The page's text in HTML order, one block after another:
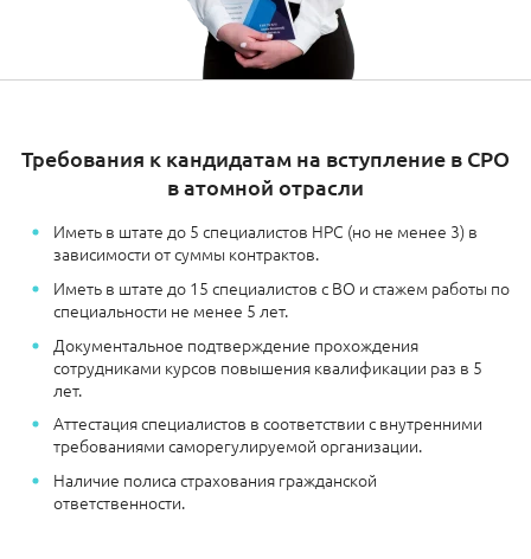
Требования к кандидатам на вступление в СРО
в атомной отрасли
Иметь в штате до 5 специалистов НРС (но не менее 3) в
зависимости от суммы контрактов.
Иметь в штате до 15 специалистов с ВО и стажем работы по
специальности не менее 5 лет.
Документальное подтверждение прохождения
сотрудниками курсов повышения квалификации раз в 5
лет.
Аттестация специалистов в соответствии с внутренними
требованиями саморегулируемой организации.
Наличие полиса страхования гражданской
ответственности.